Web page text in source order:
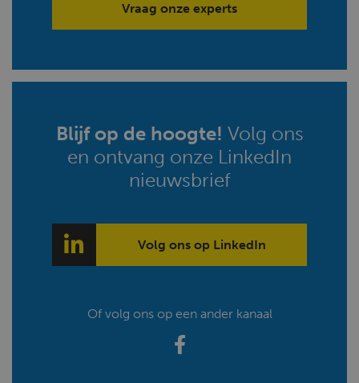
Vraag onze experts
Blijf op de hoogte! Volg ons
en ontvang onze LinkedIn
nieuwsbrief
Volg ons op LinkedIn
Of volg ons op een ander kanaal